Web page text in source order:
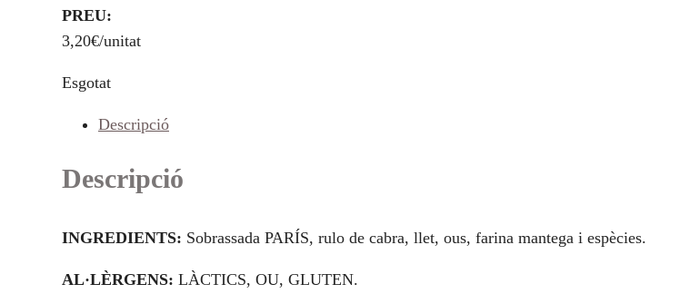
PREU:
3,20€/unitat
Esgotat
Descripció
Descripció
INGREDIENTS: Sobrassada PARÍS, rulo de cabra, llet, ous, farina mantega i espècies.
AL·LÈRGENS: LÀCTICS, OU, GLUTEN.